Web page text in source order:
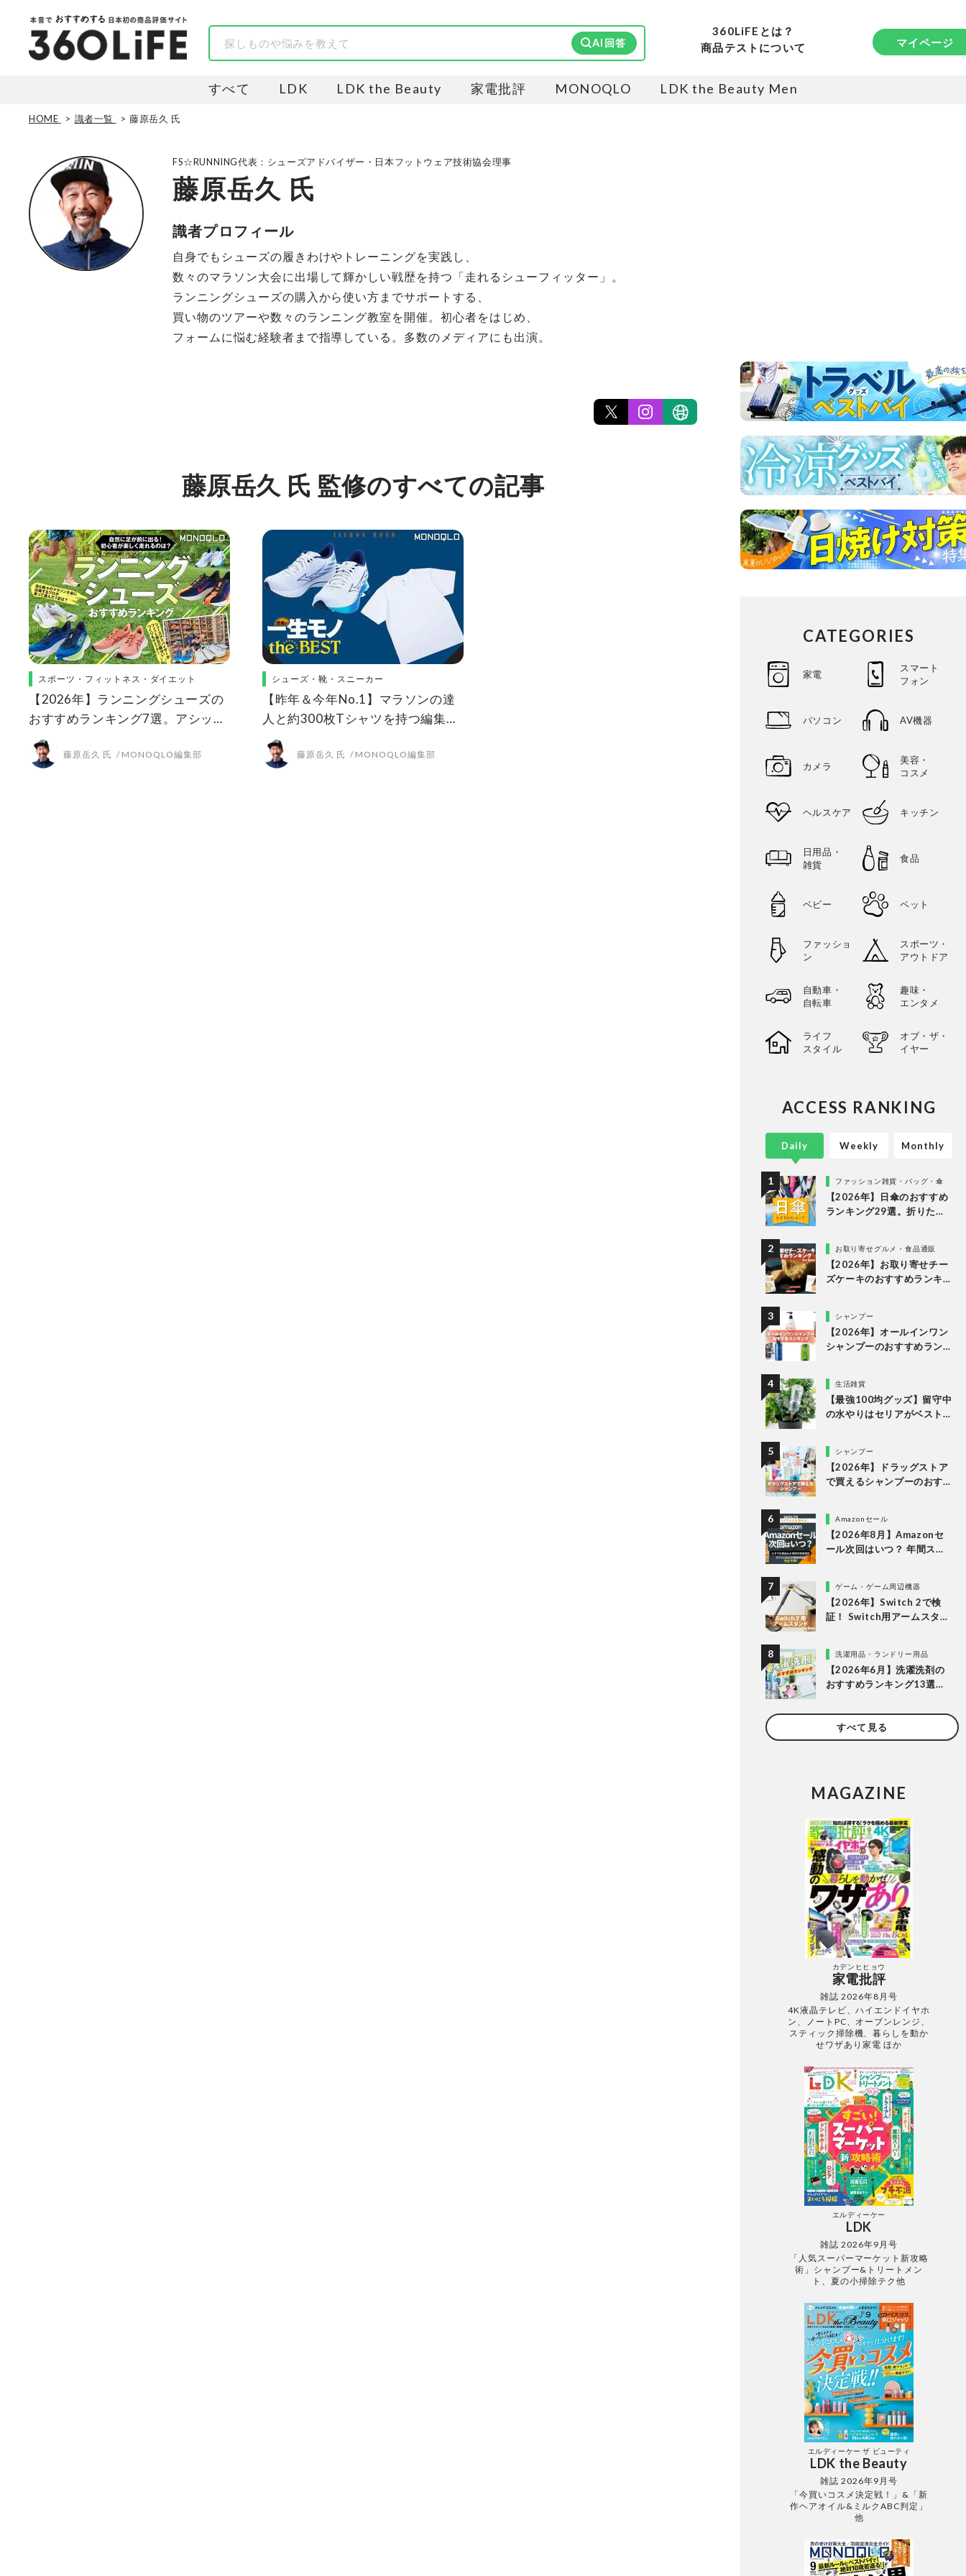
AI回答
360LiFEとは？
商品テストについて
マイページ
すべて LDK LDK the Beauty 家電批評 MONOQLO LDK the Beauty Men
HOME 識者一覧 藤原岳久 氏
FS☆RUNNING代表：シューズアドバイザー・日本フットウェア技術協会理事
藤原岳久 氏
識者プロフィール
自身でもシューズの履きわけやトレーニングを実践し、
数々のマラソン大会に出場して輝かしい戦歴を持つ「走れるシューフィッター」。
ランニングシューズの購入から使い方までサポートする、
買い物のツアーや数々のランニング教室を開催。初心者をはじめ、
フォームに悩む経験者まで指導している。多数のメディアにも出演。
藤原岳久 氏 監修のすべての記事
スポーツ・フィットネス・ダイエット
【2026年】ランニングシューズの
おすすめランキング7選。アシック
スやニューバランスなど人気商品
を比較藤原岳久 氏 MONOQLO編集部
シューズ・靴・スニーカー
【昨年＆今年No.1】マラソンの達
人と約300枚Tシャツを持つ編集部
員の愛用ランニングシューズと白
T(MONOQLO)
藤原岳久 氏 MONOQLO編集部
CATEGORIES
家電
スマート
フォン
パソコン AV機器
カメラ
美容・
コスメ
ヘルスケア キッチン
日用品・
雑貨
食品
ベビー ペット
ファッショ
ン
スポーツ・
アウトドア
自動車・
自転車
趣味・
エンタメ
ライフ
スタイル
オブ・ザ・
イヤー
ACCESS RANKING
Daily
ファッション雑貨・バッグ・傘
【2026年】日傘のおすすめ
ランキング29選。折りたた
お取り寄せグルメ・食品通販
【2026年】お取り寄せチー
ズケーキのおすすめランキ
シャンプー
【2026年】オールインワン
シャンプーのおすすめラン
をプロと比較
生活雑貨
【最強100均グッズ】留守中
の水やりはセリアがベスト
シャンプー
【2026年】ドラッグストア
で買えるシャンプーのおす
比較Amazonセール
【2026年8月】Amazonセ
ール次回はいつ？ 年間スケ
ゲーム・ゲーム周辺機器
【2026年】Switch 2で検
証！ Switch用アームスタン
洗濯用品・ランドリー用品
【2026年6月】洗濯洗剤の
おすすめランキング13選。
ル・粉末の人気商品を比較
検証
すべて見る
Weekly Monthly
MAGAZINE
カデンヒヒョウ
家電批評
雑誌 2026年8月号
4K液晶テレビ、ハイエンドイヤホ
ン、ノートPC、オーブンレンジ、
スティック掃除機、暮らしを動か
せワザあり家電 ほか
エルディーケー
LDK
雑誌 2026年9月号
「人気スーパーマーケット新攻略
術」シャンプー&トリートメン
ト、夏の小掃除テク他
エルディーケー ザ ビューティ
LDK the Beauty
雑誌 2026年9月号
「今買いコスメ決定戦！」&「新
作ヘアオイル&ミルクABC判定」
他